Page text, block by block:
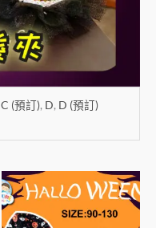
C (預訂), D, D (預訂)
此
產
品